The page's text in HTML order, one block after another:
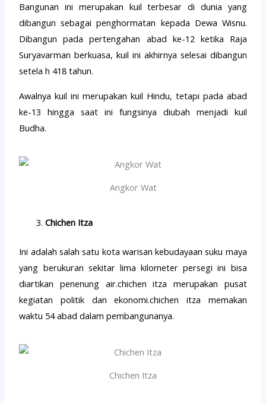
Bangunan ini merupakan kuil terbesar di dunia yang
dibangun sebagai penghormatan kepada Dewa Wisnu.
Dibangun pada pertengahan abad ke-12 ketika Raja
Suryavarman berkuasa, kuil ini akhirnya selesai dibangun
setela h 418 tahun.
Awalnya kuil ini merupakan kuil Hindu, tetapi pada abad
ke-13 hingga saat ini fungsinya diubah menjadi kuil
Budha.
Angkor Wat
Chichen Itza
Ini adalah salah satu kota warisan kebudayaan suku maya
yang berukuran sekitar lima kilometer persegi ini bisa
diartikan penenung air.chichen itza merupakan pusat
kegiatan politik dan ekonomi.chichen itza memakan
waktu 54 abad dalam pembangunanya.
Chichen Itza